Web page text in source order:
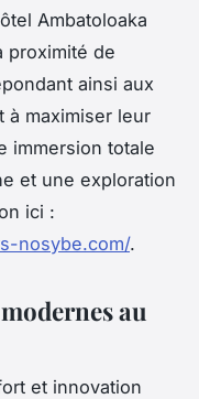
Ambatoloaka
proximité de
ainsi aux
à maximiser leur
immersion totale
et une exploration
ici :
nosybe.com/.
au
et innovation